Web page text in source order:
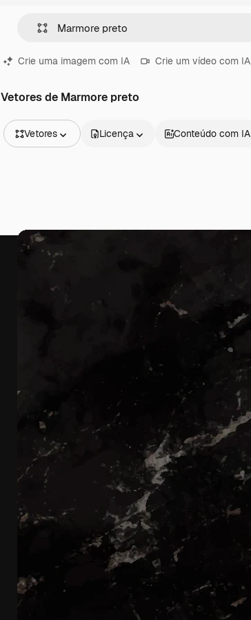
Crie uma imagem com IA Crie um vídeo com IA
Vetores de Marmore preto
Vetores
Vídeos
Clipes de vídeo
Animações
Modelos de vídeos
Modelos 3D
Licença Conteúdo com IA
A plataforma criativa para você direcionar
seu melhor trabalho. Mais de 1 milhão de
assinantes entre criativos, empresas,
agências e estúdios.
Português
2026 Freepik Company S.L.U.